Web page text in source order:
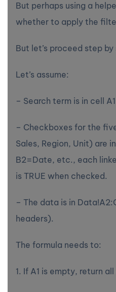
But perhaps using a
whether to apply the
But let’s proceed step by
Let’s assume:
– Search term is in cell
– Checkboxes for the
Sales, Region, Unit) are
B2=Date, etc., each
is TRUE when checked.
– The data is in
headers).
The formula needs to:
1. If A1 is empty, return